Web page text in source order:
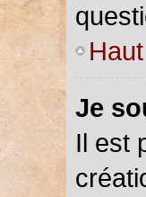
Haut
Je
Il est